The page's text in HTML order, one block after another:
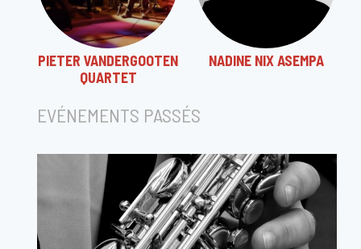
PIETER VANDERGOOTEN
QUARTET
NADINE NIX ASEMPA
EVÉNEMENTS PASSÉS